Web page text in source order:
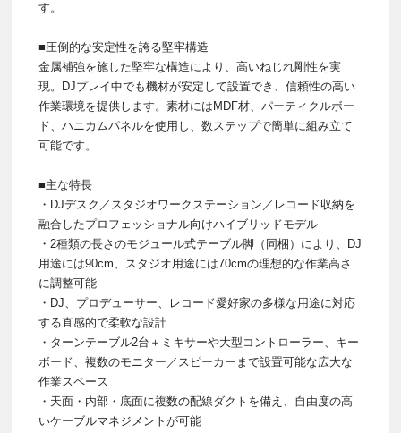
す。
■圧倒的な安定性を誇る堅牢構造
金属補強を施した堅牢な構造により、高いねじれ剛性を実
現。DJプレイ中でも機材が安定して設置でき、信頼性の高い
作業環境を提供します。素材にはMDF材、パーティクルボー
ド、ハニカムパネルを使用し、数ステップで簡単に組み立て
可能です。
■主な特長
・DJデスク／スタジオワークステーション／レコード収納を
融合したプロフェッショナル向けハイブリッドモデル
・2種類の長さのモジュール式テーブル脚（同梱）により、DJ
用途には90cm、スタジオ用途には70cmの理想的な作業高さ
に調整可能
・DJ、プロデューサー、レコード愛好家の多様な用途に対応
する直感的で柔軟な設計
・ターンテーブル2台＋ミキサーや大型コントローラー、キー
ボード、複数のモニター／スピーカーまで設置可能な広大な
作業スペース
・天面・内部・底面に複数の配線ダクトを備え、自由度の高
いケーブルマネジメントが可能